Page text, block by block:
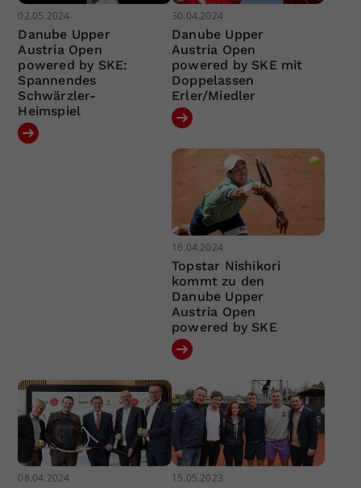
02.05.2024
Danube Upper
Austria Open
powered by SKE:
Spannendes
Schwärzler-
Heimspiel
30.04.2024
Danube Upper
Austria Open
powered by SKE mit
Doppelassen
Erler/Miedler
16.04.2024
Topstar Nishikori
kommt zu den
Danube Upper
Austria Open
powered by SKE
08.04.2024 15.05.2023